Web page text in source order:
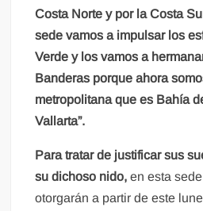
Costa Norte y por la Costa
sede vamos a impulsar los
Verde y los vamos a
Banderas porque ahora
metropolitana que es Bahía
Vallarta”.
Para tratar de justificar sus
su dichoso nido,en esta
otorgarán a partir de este